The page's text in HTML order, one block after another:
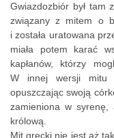
Gwiazdozbiór był tam
związany z mitem o
i została uratowana
miała potem karać
kapłanów, którzy
W innej wersji mitu
opuszczając swoją
zamieniona w syrenę,
królową.
Mit grecki nie jest aż